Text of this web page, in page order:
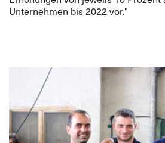
Unternehmen bis 2022 vor."